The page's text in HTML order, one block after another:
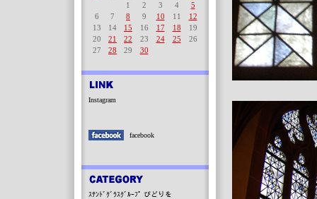
1
2 3 4
5
6
7 8 9 10 11
12
13
14 15 16 17 18
19
20
21 22 23 24 25
26
27
28 29 30
Instagram
facebook
ｽﾃﾝﾄﾞｸﾞﾗｽｸﾞﾙｰﾌﾟ びどりを